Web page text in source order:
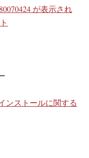
が表示され
ンストールに関する